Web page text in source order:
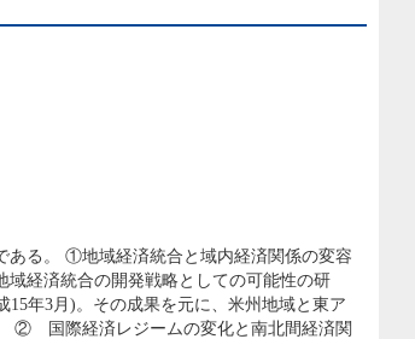
ある。 ①地域経済統合と域内経済関係の変容
経済統合の開発戦略としての可能性の研
15年3月)。その成果を元に、米州地域と東ア
② 国際経済レジームの変化と南北間経済関